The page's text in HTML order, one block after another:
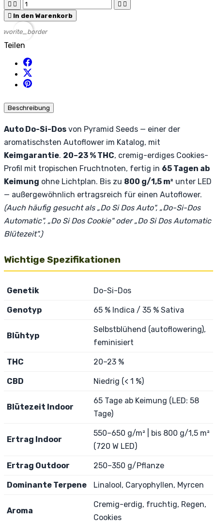
   
 In den Warenkorb
favorite_border
Teilen
Beschreibung
Auto Do-Si-Dos von Pyramid Seeds — einer der
aromatischsten Autoflower im Katalog, mit
Keimgarantie. 20–23 % THC, cremig-erdiges Cookies-
Profil mit tropischen Fruchtnoten, fertig in 65 Tagen ab
Keimung ohne Lichtplan. Bis zu 800 g/1,5 m² unter LED
— außergewöhnlich ertragsreich für einen Autoflower.
(Auch häufig gesucht als „Do Si Dos Auto", „Do-Si-Dos
Automatic", „Do Si Dos Cookie" oder „Do Si Dos Automatic
Blütezeit".)
Wichtige Spezifikationen
Genetik Do-Si-Dos
Genotyp 65 % Indica / 35 % Sativa
Blühtyp
Selbstblühend (autoflowering),
feminisiert
THC 20–23 %
CBD Niedrig (< 1 %)
Blütezeit Indoor
65 Tage ab Keimung (LED: 58
Tage)
Ertrag Indoor
550–650 g/m² | bis 800 g/1,5 m²
(720 W LED)
Ertrag Outdoor 250–350 g/Pflanze
Dominante Terpene Linalool, Caryophyllen, Myrcen
Aroma
Cremig-erdig, fruchtig, Regen,
Cookies